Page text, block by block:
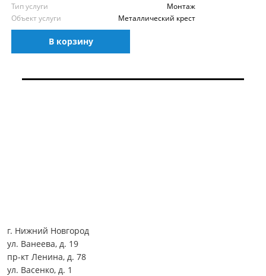
Тип услуги
Монтаж
Объект услуги
Металлический крест
В корзину
г. Нижний Новгород
ул. Ванеева, д. 19
пр-кт Ленина, д. 78
ул. Васенко, д. 1